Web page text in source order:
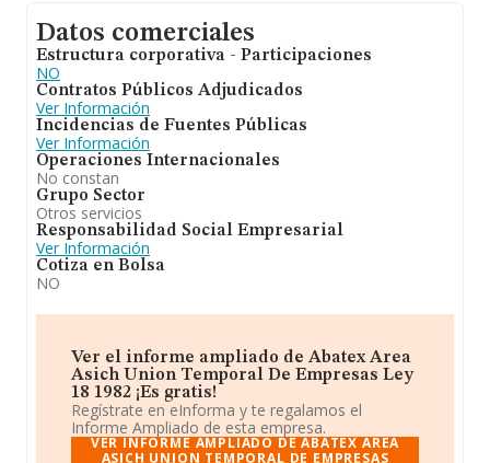
Datos comerciales
Estructura corporativa - Participaciones
NO
Contratos Públicos Adjudicados
Ver Información
Incidencias de Fuentes Públicas
Ver Información
Operaciones Internacionales
No constan
Grupo Sector
Otros servicios
Responsabilidad Social Empresarial
Ver Información
Cotiza en Bolsa
NO
Ver el informe ampliado de Abatex Area
Asich Union Temporal De Empresas Ley
18 1982 ¡Es gratis!
Regístrate en eInforma y te regalamos el
Informe Ampliado de esta empresa.
VER INFORME AMPLIADO DE ABATEX AREA
ASICH UNION TEMPORAL DE EMPRESAS